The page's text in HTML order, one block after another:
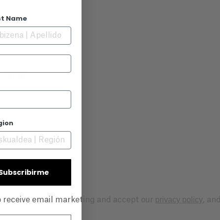
Name
receive email marketing and accept our privacy policy,